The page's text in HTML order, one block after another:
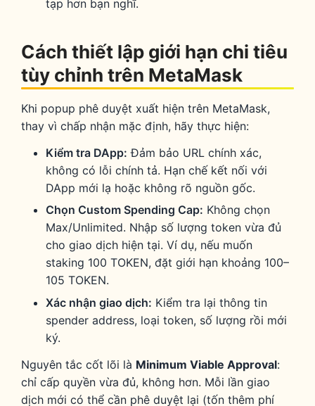
tạp hơn bạn nghĩ.
Cách thiết lập giới hạn chi tiêu
tùy chỉnh trên MetaMask
Khi popup phê duyệt xuất hiện trên MetaMask,
thay vì chấp nhận mặc định, hãy thực hiện:
Kiểm tra DApp: Đảm bảo URL chính xác,
không có lỗi chính tả. Hạn chế kết nối với
DApp mới lạ hoặc không rõ nguồn gốc.
Chọn Custom Spending Cap: Không chọn
Max/Unlimited. Nhập số lượng token vừa đủ
cho giao dịch hiện tại. Ví dụ, nếu muốn
staking 100 TOKEN, đặt giới hạn khoảng 100–
105 TOKEN.
Xác nhận giao dịch: Kiểm tra lại thông tin
spender address, loại token, số lượng rồi mới
ký.
Nguyên tắc cốt lõi là Minimum Viable Approval:
chỉ cấp quyền vừa đủ, không hơn. Mỗi lần giao
dịch mới có thể cần phê duyệt lại (tốn thêm phí